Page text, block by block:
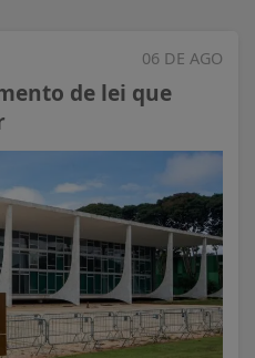
06 DE AGO
de lei que